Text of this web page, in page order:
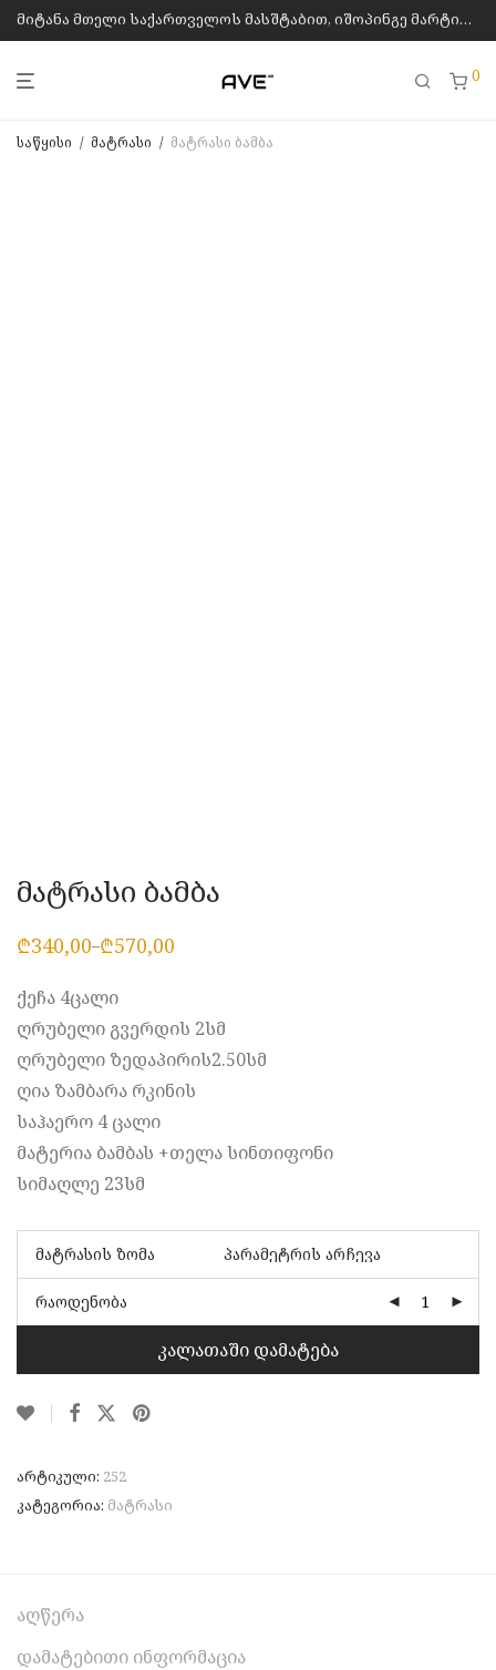
მიტანა მთელი საქართველოს მასშტაბით, იშოპინგე მარტივად
0
საწყისი / მატრასი / მატრასი ბამბა
მატრასი ბამბა
₾340,00–₾570,00
Price
through
₾570,00
ქეჩა 4ცალი
ღრუბელი გვერდის 2სმ
ღრუბელი ზედაპირის2.50სმ
ღია ზამბარა რკინის
საჰაერო 4 ცალი
მატერია ბამბას +თელა სინთიფონი
სიმაღლე 23სმ
მატრასის ზომა
რაოდენობა
კალათაში დამატება
არტიკული: 252
კატეგორია: მატრასი
აღწერა
დამატებითი ინფორმაცია